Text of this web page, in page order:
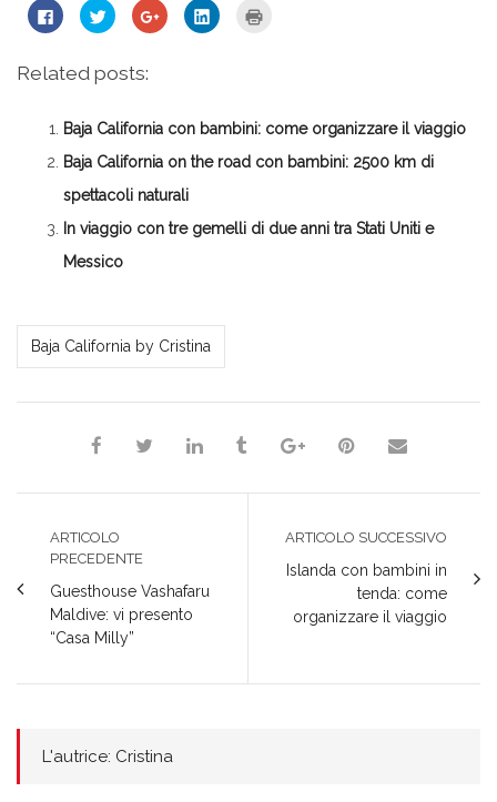
Fai
clic
su
Facebook
in
una
finestra)
Fai
clic
condividere
su
apre
in
nuova
finestra)
Fai
clic
in
nuova
finestra)
Fai
clic
apre
in
nuova
finestra)
nuova
Related posts:
Baja California con bambini: come organizzare il viaggio
Baja California on the road con bambini: 2500 km di
spettacoli naturali
In viaggio con tre gemelli di due anni tra Stati Uniti e
Messico
Cristina
Baja California by Cristina
ARTICOLO
PRECEDENTE
Guesthouse Vashafaru
Maldive: vi presento
“Casa Milly”
ARTICOLO SUCCESSIVO
Islanda con bambini in
tenda: come
organizzare il viaggio
L'autrice: Cristina